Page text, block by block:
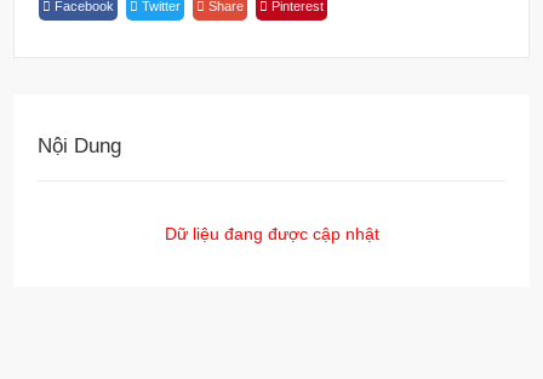
Facebook Twitter Share Pinterest
Nội Dung
Dữ liệu đang được cập nhật